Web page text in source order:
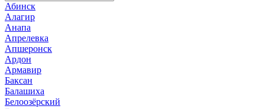
Абинск
Алагир
Анапа
Апрелевка
Апшеронск
Ардон
Армавир
Баксан
Балашиха
Белоозёрский